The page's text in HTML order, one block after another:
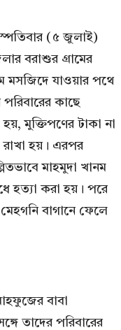
(৫ জুলাই)
বরাশুর গ্রামের
মসজিদে যাওয়ার পথে
কাছে
মুক্তিপণের টাকা না
হয়। এরপর
মাহমুদা খানম
হত্যা করা হয়। পরে
বাগানে ফেলে
বাবা
তাদের পরিবারের